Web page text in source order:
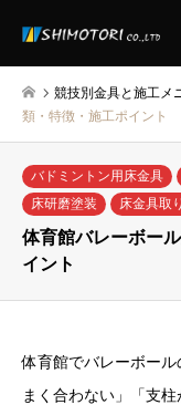
競技別金具と施工メ
類・特徴・施工ポイント
バドミントン用床金具
床研磨塗装
床金具取
体育館バレーボー
イント
体育館でバレーボー
まく合わない」「支